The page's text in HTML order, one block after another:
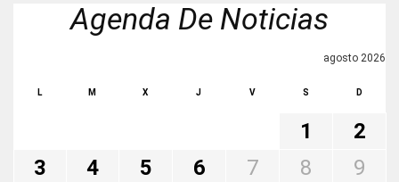
Agenda De Noticias
agosto 2026
L M X J V S D
1
2
3
4 5 6 7 8
9